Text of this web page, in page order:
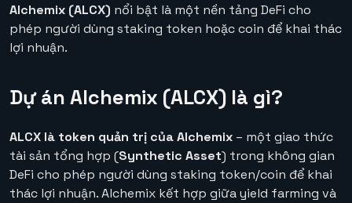
Alchemix (ALCX) nổi bật là một nền tảng DeFi cho
phép người dùng staking token hoặc coin để khai thác
lợi nhuận.
Dự án Alchemix (ALCX) là gì?
ALCX là token quản trị của Alchemix – một giao thức
tài sản tổng hợp (Synthetic Asset) trong không gian
DeFi cho phép người dùng staking token/coin để khai
thác lợi nhuận. Alchemix kết hợp giữa yield farming và